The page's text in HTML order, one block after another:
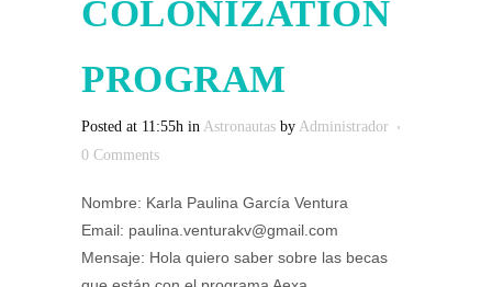
COLONIZATION
PROGRAM
Posted at 11:55h in Astronautas by Administrador
0 Comments
Nombre: Karla Paulina García Ventura
Email: paulina.venturakv@gmail.com
Mensaje: Hola quiero saber sobre las becas